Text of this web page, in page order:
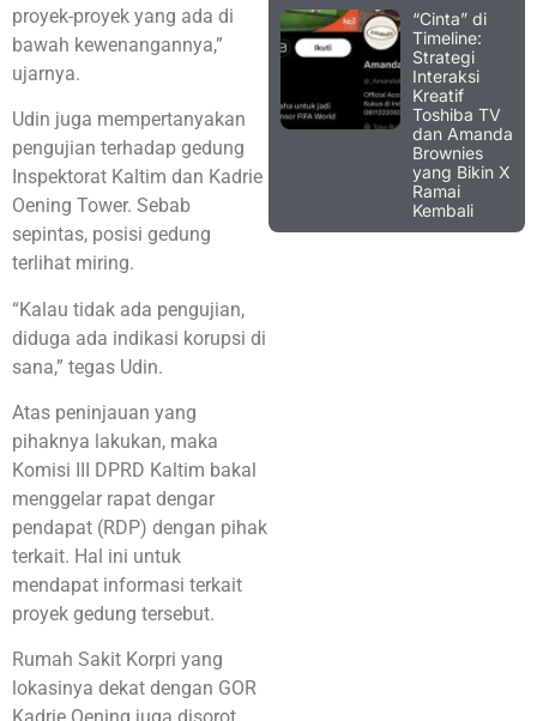
proyek-proyek yang ada di
bawah kewenangannya,”
ujarnya.
Udin juga mempertanyakan
pengujian terhadap gedung
Inspektorat Kaltim dan Kadrie
Oening Tower. Sebab
sepintas, posisi gedung
terlihat miring.
“Kalau tidak ada pengujian,
diduga ada indikasi korupsi di
sana,” tegas Udin.
Atas peninjauan yang
pihaknya lakukan, maka
Komisi III DPRD Kaltim bakal
menggelar rapat dengar
pendapat (RDP) dengan pihak
terkait. Hal ini untuk
mendapat informasi terkait
proyek gedung tersebut.
Rumah Sakit Korpri yang
lokasinya dekat dengan GOR
“Cinta” di
Timeline:
Strategi
Interaksi
Kreatif
Toshiba TV
dan Amanda
Brownies
yang Bikin X
Ramai
Kembali